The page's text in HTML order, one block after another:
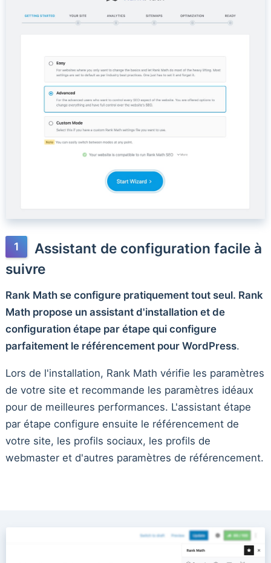
Assistant de configuration facile à
suivre
Rank Math se configure pratiquement tout seul. Rank
Math propose un assistant d'installation et de
configuration étape par étape qui configure
parfaitement le référencement pour WordPress.
Lors de l'installation, Rank Math vérifie les paramètres
de votre site et recommande les paramètres idéaux
pour de meilleures performances. L'assistant étape
par étape configure ensuite le référencement de
votre site, les profils sociaux, les profils de
webmaster et d'autres paramètres de référencement.